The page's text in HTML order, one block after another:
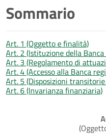
Sommario
Art. 1 (Oggetto e finalità)
Art. 2 (Istituzione della
Art. 3 (Regolamento di
Art. 4 (Accesso alla Banca
Art. 5 (Disposizioni
Art. 6 (Invarianza finanziaria)